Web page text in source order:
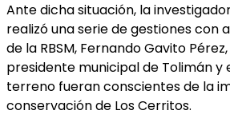
Ante dicha situación, la
realizó una serie de gestiones con
de la RBSM, Fernando Gavito
presidente municipal de Tolimán y
terreno fueran conscientes de la
conservación de Los Cerritos.